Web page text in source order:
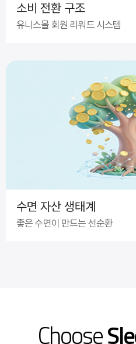
소비 전환 구조
유니스몰 회원 리워드 시스템
수면 자산 생태계
좋은 수면이 만드는 선순환
Choose